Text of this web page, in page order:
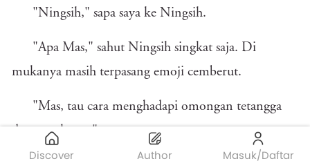
Discover Author Masuk/Daftar
"Ningsih," sapa saya ke Ningsih.
"Apa Mas," sahut Ningsih singkat saja. Di
mukanya masih terpasang emoji cemberut.
"Mas, tau cara menghadapi omongan tetangga
dengan elegan."
"Gaji Mas udah naik ya, atau Mas udah dapat